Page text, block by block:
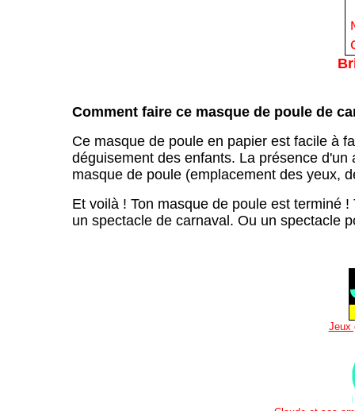
Comment faire ce masque de poule de
Ce masque de poule en papier est facile à
déguisement des enfants. La présence
masque de poule (emplacement des yeux,
Et voilà ! Ton masque de poule est terminé
un spectacle de carnaval. Ou un spectacle
Jeux